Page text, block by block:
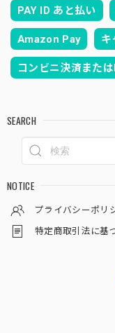
PAY ID あと払い
Amazon Pay キ
コンビニ決済また
SEARCH
NOTICE
プライバシーポリ
特定商取引法に基